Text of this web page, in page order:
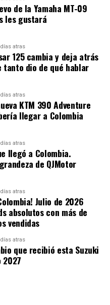
una familia recuerde a
volvió.
hágalo. Grite los
el triunfo de
alcohol, no conduzca su
utilice transporte
transporte o espere el
a manejar.
será llegar vivo a
de la Yamaha MT-09
les gustará
atras
125 cambia y deja atrás
tanto dio de qué hablar
atras
KTM 390 Adventure
llegar a Colombia
atras
llegó a Colombia.
de QJMotor
atras
Julio de 2026
absolutos con más de
vendidas
atras
que recibió esta Suzuki
2027